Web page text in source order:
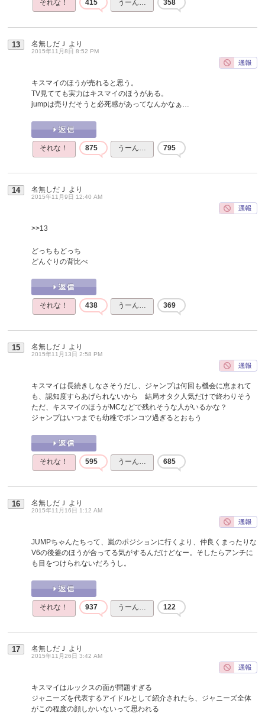
それな！ 415 うーん… 358
13 名無しだＪ より
2015年11月8日 8:52 PM
キスマイのほうが売れると思う。
TV見てても実力はキスマイのほうがある。
jumpは売りだそうと必死感があってなんかなぁ…
それな！ 875 うーん… 795
14 名無しだＪ より
2015年11月9日 12:40 AM
>>13
どっちもどっち
どんぐりの背比べ
それな！ 438 うーん… 369
15 名無しだＪ より
2015年11月13日 2:58 PM
キスマイは長続きしなさそうだし、ジャンプは何回も機会に恵まれて
も、認知度すらあげられないから 結局オタク人気だけで終わりそう
ただ、キスマイのほうがMCなどで残れそうな人がいるかな？
ジャンプはいつまでも幼稚でポンコツ過ぎるとおもう
それな！ 595 うーん… 685
16 名無しだＪ より
2015年11月16日 1:12 AM
JUMPちゃんたちって、嵐のポジションに行くより、仲良くまったりな
V6の後釜のほうが合ってる気がするんだけどなー。そしたらアンチに
も目をつけられないだろうし。
それな！ 937 うーん… 122
17 名無しだＪ より
2015年11月26日 3:42 AM
キスマイはルックスの面が問題すぎる
ジャニーズを代表するアイドルとして紹介されたら、ジャニーズ全体
がこの程度の顔しかいないって思われる